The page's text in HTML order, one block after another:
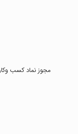
مجوز نماد کسب